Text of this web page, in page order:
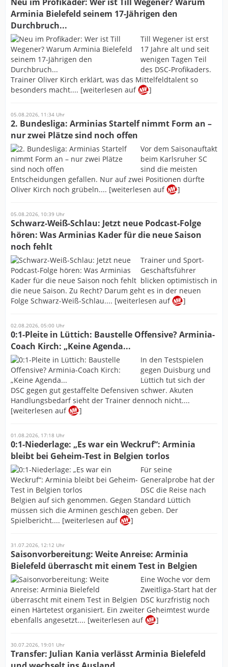
Arminia Bielefeld seinem 17-Jährigen den
Durchbruch...
Till Wegener ist erst
17 Jahre alt und seit
wenigen Tagen Teil
des DSC-Profikaders.
Trainer Oliver Kirch erklärt, was das Mittelfeldtalent so
besonders macht.... [weiterlesen auf
]
05.08.2026, 11:34 Uhr
2. Bundesliga: Arminias Startelf nimmt Form an –
nur zwei Plätze sind noch offen
Vor dem Saisonauftakt
beim Karlsruher SC
sind die meisten
Entscheidungen gefallen. Nur auf zwei Positionen dürfte
Oliver Kirch noch grübeln.... [weiterlesen auf
]
05.08.2026, 10:39 Uhr
Schwarz-Weiß-Schlau: Jetzt neue Podcast-Folge
hören: Was Arminias Kader für die neue Saison
noch fehlt
Trainer und Sport-
Geschäftsführer
blicken optimistisch in
die neue Saison. Zu Recht? Darum geht es in der neuen
Folge Schwarz-Weiß-Schlau.... [weiterlesen auf
]
02.08.2026, 05:00 Uhr
0:1-Pleite in Lüttich: Baustelle Offensive? Arminia-
Coach Kirch: „Keine Agenda...
In den Testspielen
gegen Duisburg und
Lüttich tut sich der
DSC gegen gut gestaffelte Defensiven schwer. Akuten
Handlungsbedarf sieht der Trainer dennoch nicht....
[weiterlesen auf
]
01.08.2026, 17:18 Uhr
0:1-Niederlage: „Es war ein Weckruf“: Arminia
bleibt bei Geheim-Test in Belgien torlos
Für seine
Generalprobe hat der
DSC die Reise nach
Belgien auf sich genommen. Gegen Standard Lüttich
müssen sich die Arminen geschlagen geben. Der
Spielbericht.... [weiterlesen auf
]
31.07.2026, 12:12 Uhr
Saisonvorbereitung: Weite Anreise: Arminia
Bielefeld überrascht mit einem Test in Belgien
Eine Woche vor dem
Zweitliga-Start hat der
DSC kurzfristig noch
einen Härtetest organisiert. Ein zweiter Geheimtest wurde
ebenfalls angesetzt.... [weiterlesen auf
]
30.07.2026, 19:01 Uhr
Transfer: Julian Kania verlässt Arminia Bielefeld